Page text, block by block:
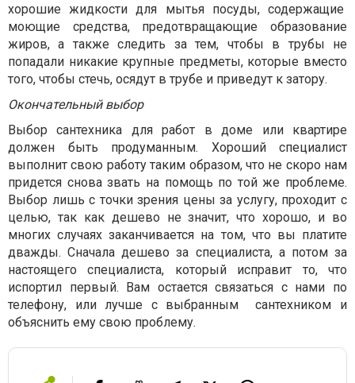
хорошие жидкости для мытья посуды, содержащие
моющие средства, предотвращающие образование
жиров, а также следить за тем, чтобы в трубы не
попадали никакие крупные предметы, которые вместо
того, чтобы стечь, осядут в трубе и приведут к затору.
Окончательный выбор
Выбор сантехника для работ в доме или квартире
должен быть продуманным. Хороший специалист
выполнит свою работу таким образом, что не скоро нам
придется снова звать на помощь по той же проблеме.
Выбор лишь с точки зрения цены за услугу, проходит с
целью, так как дешево не значит, что хорошо, и во
многих случаях заканчивается на том, что вы платите
дважды. Сначала дешево за специалиста, а потом за
настоящего специалиста, который исправит то, что
испортил первый. Вам остается связаться с нами по
телефону, или лучше с выбранным сантехником и
объяснить ему свою проблему.